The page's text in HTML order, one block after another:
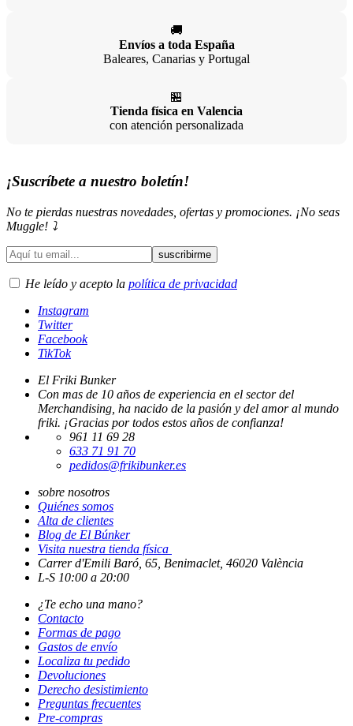
🚚
Envíos a toda España
Baleares, Canarias y Portugal
🏪
Tienda física en Valencia
con atención personalizada
¡Suscríbete a nuestro boletín!
No te pierdas nuestras novedades, ofertas y promociones. ¡No seas
Muggle! ⤵️
He leído y acepto la política de privacidad
Instagram
Twitter
Facebook
TikTok
El Friki Bunker
Con mas de 10 años de experiencia en el sector del
Merchandising, ha nacido de la pasión y del amor al mundo
friki. ¡Gracias por todos estos años de confianza!
961 11 69 28
633 71 91 70
pedidos@frikibunker.es
sobre nosotros
Quiénes somos
Alta de clientes
Blog de El Búnker
Visita nuestra tienda física
Carrer d'Emili Baró, 65, Benimaclet, 46020 València
L-S 10:00 a 20:00
¿Te echo una mano?
Contacto
Formas de pago
Gastos de envío
Localiza tu pedido
Devoluciones
Derecho desistimiento
Preguntas frecuentes
Pre-compras